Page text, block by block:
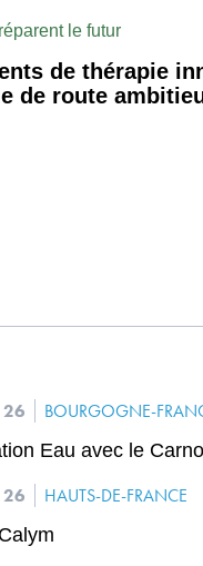
le futur
de thérapie
de route
BOURGOGNE-
Eau avec le
HAUTS-DE-FRANCE